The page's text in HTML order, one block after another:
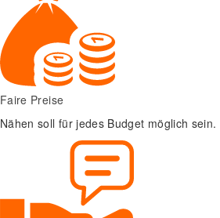
Faire Preise
Nähen soll für jedes Budget möglich sein.